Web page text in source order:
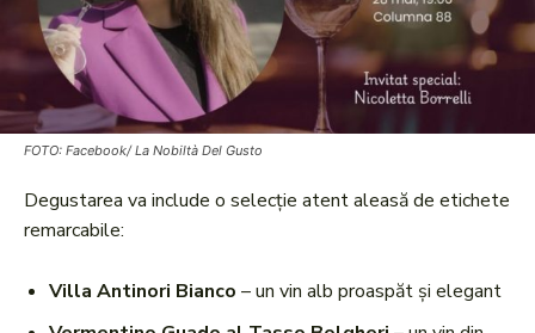
FOTO: Facebook/ La Nobiltà Del Gusto
Degustarea va include o selecție atent aleasă de etichete
remarcabile:
Villa Antinori Bianco – un vin alb proaspăt și elegant